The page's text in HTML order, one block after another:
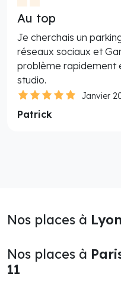
Au top
Je cherchais un
réseaux sociaux et
problème rapidement
studio.
Janvier
Patrick
Nos places à Lyon
Nos places à
11